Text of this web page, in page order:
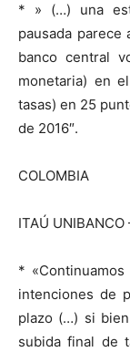
* » (…) una
pausada parece
banco central
monetaria) en
tasas) en 25
de 2016″.
COLOMBIA
ITAÚ UNIBANCO
*
intenciones de
plazo (…) si
subida final de